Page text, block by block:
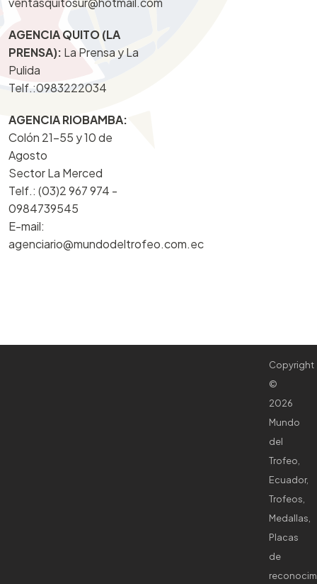
AGENCIA QUITO (LA
PRENSA): La Prensa y La
Pulida
Telf.:0983222034
AGENCIA RIOBAMBA:
Colón 21-55 y 10 de
Agosto
Sector La Merced
Telf.: (03)2 967 974 -
0984739545
E-mail:
agenciario@mundodeltrofeo.com.ec
Copyright
©
2026
Mundo
del
Trofeo,
Ecuador,
Trofeos,
Medallas,
Placas
de